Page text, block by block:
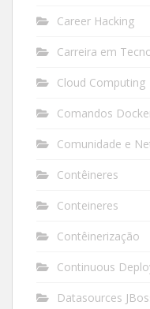
Career Hacking
Carreira em
Cloud Computing
Comandos
Comunidade e
Contêineres
Conteineres
Contêinerização
Continuous
Datasources